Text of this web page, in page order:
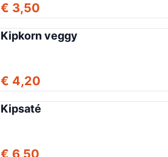
€ 3,50
Kipkorn veggy
€ 4,20
Kipsaté
€ 6,50